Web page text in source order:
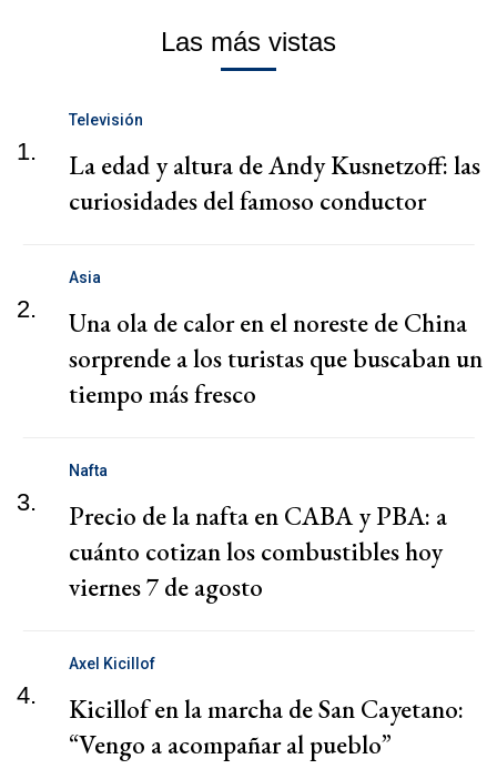
Las más vistas
1.
Televisión
La edad y altura de Andy Kusnetzoff: las
curiosidades del famoso conductor
2.
Asia
Una ola de calor en el noreste de China
sorprende a los turistas que buscaban un
tiempo más fresco
3.
Nafta
Precio de la nafta en CABA y PBA: a
cuánto cotizan los combustibles hoy
viernes 7 de agosto
4.
Axel Kicillof
Kicillof en la marcha de San Cayetano:
“Vengo a acompañar al pueblo”